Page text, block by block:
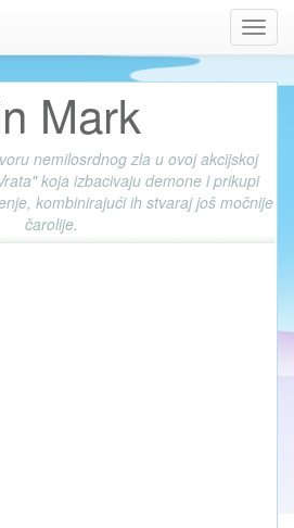
Mark
nemilosrdnog zla u ovoj akcijskoj
koja izbacivaju demone i prikupi
kombinirajući ih stvaraj još močnije
čarolije.